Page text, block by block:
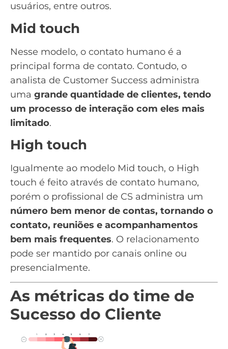
usuários, entre outros.
Mid touch
Nesse modelo, o contato humano é a
principal forma de contato. Contudo, o
analista de Customer Success administra
uma grande quantidade de clientes, tendo
um processo de interação com eles mais
limitado.
High touch
Igualmente ao modelo Mid touch, o High
touch é feito através de contato humano,
porém o profissional de CS administra um
número bem menor de contas, tornando o
contato, reuniões e acompanhamentos
bem mais frequentes. O relacionamento
pode ser mantido por canais online ou
presencialmente.
As métricas do time de
Sucesso do Cliente